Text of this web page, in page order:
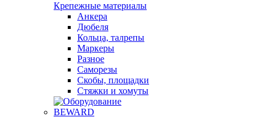
Крепежные материалы
Анкера
Дюбеля
Кольца, талрепы
Маркеры
Разное
Саморезы
Скобы, площадки
Стяжки и хомуты